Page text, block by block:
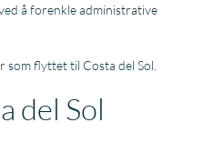
å forenkle administrative
flyttet til Costa del Sol.
del Sol